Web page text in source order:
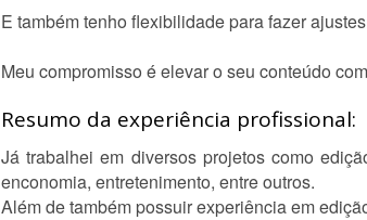
E também tenho flexibilidade para fazer
Meu compromisso é elevar o seu conteúdo
Resumo da experiência profissional:
Já trabalhei em diversos projetos como
enconomia, entretenimento, entre outros.
Além de também possuir experiência em